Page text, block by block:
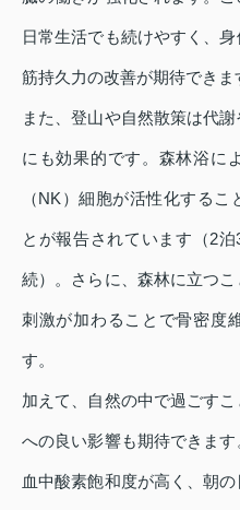
日常生活でも続けやすく、
筋持久力の改善が期待できま
また、登山や自然散策は代
にも効果的です。森林浴に
（NK）細胞が活性化する
とが報告されています（2
続）。さらに、森林に立つ
刺激が加わることで骨密度
す。
加えて、自然の中で過ごす
への良い影響も期待できます
血中酸素飽和度が高く、朝